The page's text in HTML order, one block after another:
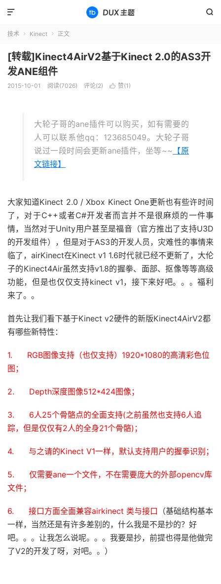


技术  Kinect  正文
[转载]Kinect4AirV2基于Kinect 2.0的AS3开
发ANE组件
2015-10-01 阅读(7026) 评论(2)  赞(1 )
大轮子哥的ane插件可以购买，如有需要的
人可以联系他qq：123685049。大轮子哥
说过一段时间会更新ane插件，坐等~~ 【原
文链接】
大家知道Kinect 2.0 / Xbox Kinect One更新也有些许时间
了，对于C++或者C#开发者而言并不是很麻烦的一件事
情，当然对于Unity用户甚至是福音（官方推出了支持U3D
的开发组件），但是对于AS3的开发人员，灾难性的事情来
临了，airKinect在Kinect v1 1.6时代就已经不更新了，大伦
子的Kinect4Air虽然支持v1.8的握拳、面部、抠像等等高级
功能，但是也仅仅支持kinect v1，接下来好吧。。。福利
来了。。
首先让我们看下基于Kinect v2硬件的新版Kinect4AirV2都
有哪些新特性：
1. RGB图像支持（也仅支持）1920*1080的高清彩色位
图；
2. Depth深度图像512*424图像；
3. 6人25个骨骼点的全面支持(之前虽然也支持6人追
踪，但是仅仅有2人的全身21个骨骼)；
4. 与之请的Kinect V1一样，默认支持用户的握拳识别；
5. 仅需要ane一个文件，不在需要庞大的外部opencv库
文件；
6. 接口方面全面兼容airkinect 类与接口 （基础结构基本
一样，当然还是有许多差别的，什么我是不是抄的？好
吧。。。让我怎么说呢。。。我要是抄，前提也得是他做完
了V2的开发了呀，对吧。。）